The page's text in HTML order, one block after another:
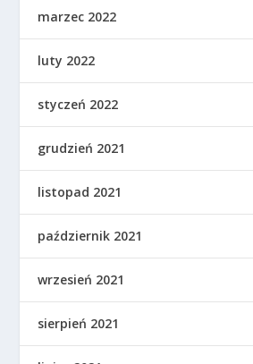
marzec 2022
luty 2022
styczeń 2022
grudzień 2021
listopad 2021
październik 2021
wrzesień 2021
sierpień 2021